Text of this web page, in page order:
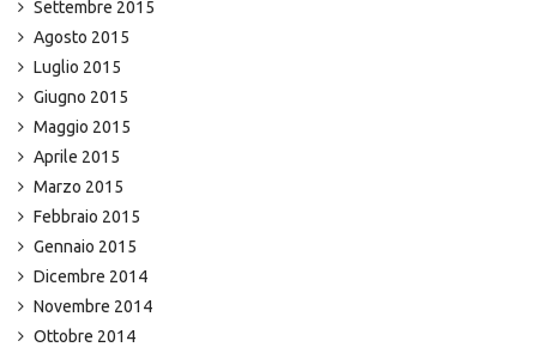
Settembre 2015
Agosto 2015
Luglio 2015
Giugno 2015
Maggio 2015
Aprile 2015
Marzo 2015
Febbraio 2015
Gennaio 2015
Dicembre 2014
Novembre 2014
Ottobre 2014